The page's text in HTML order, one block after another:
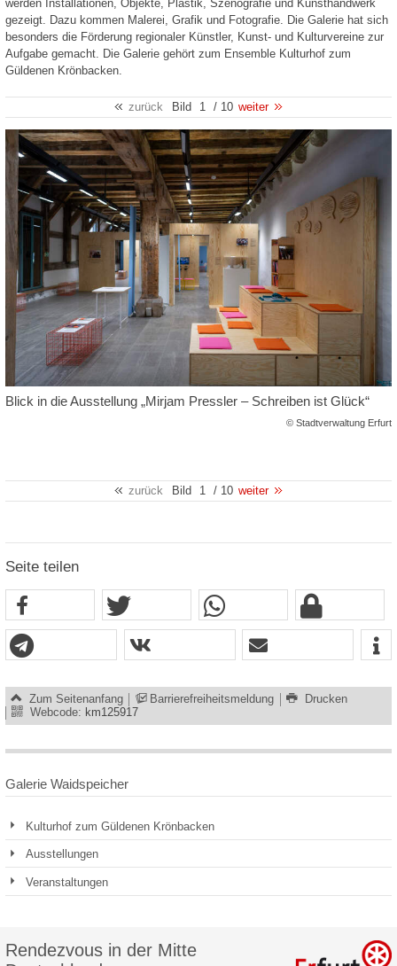
werden Installationen, Objekte, Plastik, Szenografie und Kunsthandwerk
gezeigt. Dazu kommen Malerei, Grafik und Fotografie. Die Galerie hat sich
besonders die Förderung regionaler Künstler, Kunst- und Kulturvereine zur
Aufgabe gemacht. Die Galerie gehört zum Ensemble Kulturhof zum
Güldenen Krönbacken.
zurück Bild 1 / 10 weiter
Blick in die Ausstellung „Mirjam Pressler – Schreiben ist Glück“
© Stadtverwaltung Erfurt
zurück Bild 1 / 10 weiter
Seite teilen
Zum Seitenanfang Barrierefreiheitsmeldung
Drucken
Webcode: km125917
Galerie Waidspeicher
Kulturhof zum Güldenen Krönbacken
Ausstellungen
Veranstaltungen
Rendezvous in der Mitte